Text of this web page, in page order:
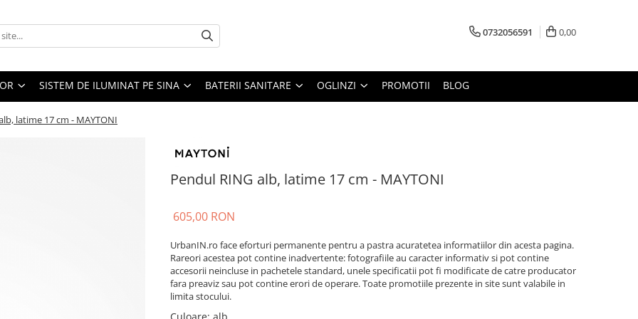
0732056591 0,00
SISTEM DE ILUMINAT PE SINA BATERII SANITARE OGLINZI PROMOTII BLOG
latime 17 cm - MAYTONI
Pendul RING alb, latime 17 cm - MAYTONI
605,00 RON
UrbanIN.ro face eforturi permanente pentru a pastra acuratetea informatiilor din acesta pagina.
Rareori acestea pot contine inadvertente: fotografiile au caracter informativ si pot contine
accesorii neincluse in pachetele standard, unele specificatii pot fi modificate de catre producator
fara preaviz sau pot contine erori de operare. Toate promotiile prezente in site sunt valabile in
limita stocului.
Culoare: alb